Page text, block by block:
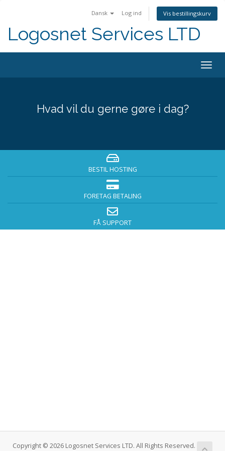
Dansk Log ind Vis bestillingskurv
Logosnet Services LTD
Hvad vil du gerne gøre i dag?
BESTIL HOSTING
FORETAG BETALING
FÅ SUPPORT
Copyright © 2026 Logosnet Services LTD. All Rights Reserved.